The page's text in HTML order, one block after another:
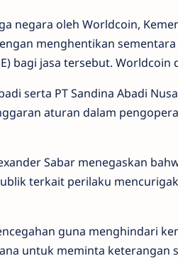
negara oleh Worldcoin,
menghentikan
bagi jasa tersebut. Worldcoin
serta PT Sandina Abadi
aturan dalam
Sabar menegaskan
terkait perilaku
guna menghindari
untuk meminta keterangan